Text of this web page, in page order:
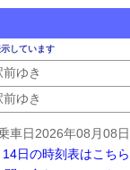
しています
前ゆき
前ゆき
車日2026年08月08日
日の時刻表はこちら